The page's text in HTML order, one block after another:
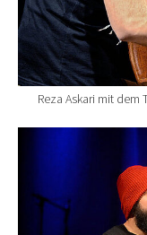
Reza Askari mit dem